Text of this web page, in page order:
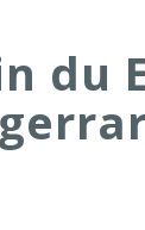
du